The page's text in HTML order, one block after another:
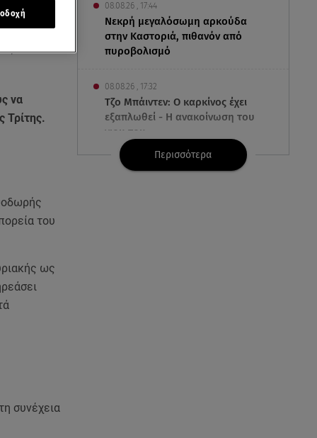
08.08.26 , 17:44
Νεκρή μεγαλόσωμη αρκούδα
στην Καστοριά, πιθανόν από
πυροβολισμό
08.08.26 , 17:32
Τζο Μπάιντεν: Ο καρκίνος έχει
εξαπλωθεί - Η ανακοίνωση του
γιου του
08.08.26 , 17:20
Περισσότερα
του
να
Τρίτης.
του
ως
συνέχεια